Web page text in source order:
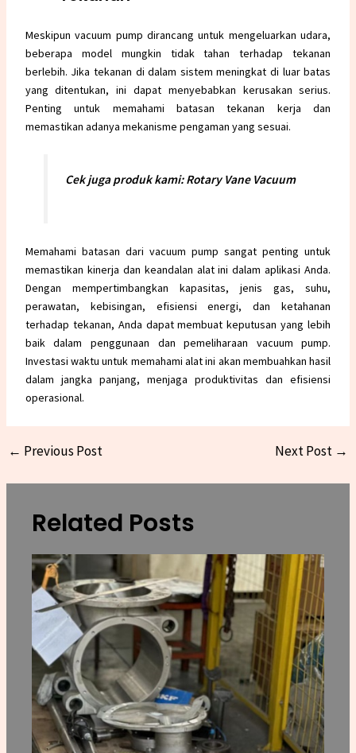
Meskipun vacuum pump dirancang untuk mengeluarkan udara,
beberapa model mungkin tidak tahan terhadap tekanan
berlebih. Jika tekanan di dalam sistem meningkat di luar batas
yang ditentukan, ini dapat menyebabkan kerusakan serius.
Penting untuk memahami batasan tekanan kerja dan
memastikan adanya mekanisme pengaman yang sesuai.
Cek juga produk kami:Rotary Vane Vacuum
Memahami batasan dari vacuum pump sangat penting untuk
memastikan kinerja dan keandalan alat ini dalam aplikasi Anda.
Dengan mempertimbangkan kapasitas, jenis gas, suhu,
perawatan, kebisingan, efisiensi energi, dan ketahanan
terhadap tekanan, Anda dapat membuat keputusan yang lebih
baik dalam penggunaan dan pemeliharaan vacuum pump.
Investasi waktu untuk memahami alat ini akan membuahkan hasil
dalam jangka panjang, menjaga produktivitas dan efisiensi
operasional.
← Previous Post Next Post →
Related Posts